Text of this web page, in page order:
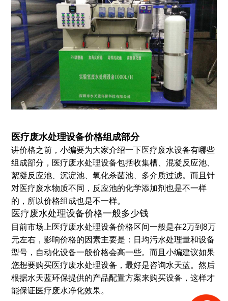
医疗废水处理设备价格组成部分
讲价格之前，小编要为大家介绍一下医疗废水设备有哪些
组成部分，医疗废水处理设备包括收集槽、混凝反应池、
絮凝反应池、沉淀池、氧化杀菌池、多介质过滤。而且针
对医疗废水物质不同，反应池的化学添加剂也是不一样
的，所以价格组成也是不一样。
医疗废水处理设备价格一般多少钱
目前市场上医疗废水处理设备价格区间一般是在2万到8万
元左右，影响价格的因素主要是：日均污水处理量和设备
型号，自动化设备一般价格会高一些。而且小编建议如果
您想要购买医疗废水处理设备，最好是咨询水天蓝。然后
根据水天蓝环保提供的产品配置方案来购买设备，这样才
能保证医疗废水净化效果。